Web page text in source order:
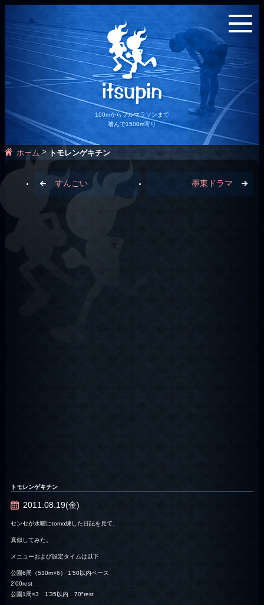
100mからフルマラソンまで
嗜んで1500m寄り
ホーム>トモレンゲキチン
すんごい 墨東ドラマ
トモレンゲキチン
2011.08.19(金)
センセが水曜にtomo練した日記を見て、
真似してみた。
メニューおよび設定タイムは以下
公園6周（530m×6） 1’50以内ペース
2’00rest
公園1周×3 1’35以内 70″rest